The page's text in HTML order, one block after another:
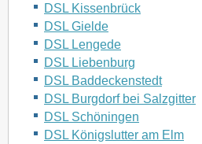
DSL Kissenbrück
DSL Gielde
DSL Lengede
DSL Liebenburg
DSL Baddeckenstedt
DSL Burgdorf bei Salzgitter
DSL Schöningen
DSL Königslutter am Elm